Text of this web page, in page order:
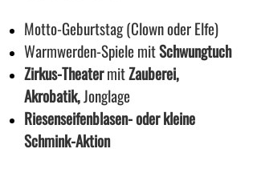
Motto-Geburtstag (Clown oder Elfe)
Warmwerden-Spiele mitSchwungtuch
Zirkus-TheatermitZauberei,
Akrobatik,Jonglage
Riesenseifenblasen- oder kleine
Schmink-Aktion